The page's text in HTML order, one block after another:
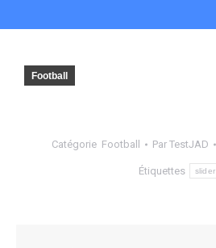
Football
Catégorie Football Par TestJAD
Étiquettes slider